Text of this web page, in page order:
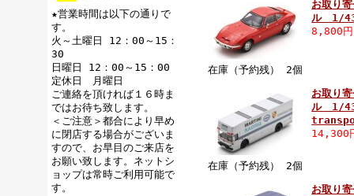
★営業時間は以下の通りで
す。
火～土曜日 12：00～15：
30
日曜日 12：00～15：00
定休日 月曜日
ご連絡を頂ければ１６時ま
ではお待ち致します。
＜ご注意＞都合により早め
に閉店する場合がございま
すので、お早目のご来店を
お願い致します。ネットシ
ョップは常時ご利用可能で
す。
在庫（予約残） 2個
お取り
ル 1/
8,800
在庫（予約残） 2個
お取り
ル 1/
14,300
お取り